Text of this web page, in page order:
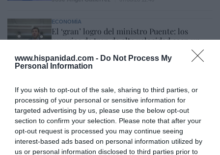
www.hispanidad.com - Do Not Process My
Personal Information
If you wish to opt-out of the sale, sharing to third parties, or
processing of your personal or sensitive information for
targeted advertising by us, please use the below opt-out
section to confirm your selection. Please note that after your
opt-out request is processed you may continue seeing
interest-based ads based on personal information utilized by
us or personal information disclosed to third parties prior to
ECONOMÍA
El ‘gran’ logro del ministro Puente: los
usuarios de tren de alta velocidad caen un
Cristina Martín 07/08/26 12:37
Ataque cristianófobo en la muy ‘woke’ ciudad
de Nueva York: destrozan una imagen de la
Virgen María
Redacción 07/08/26 11:46